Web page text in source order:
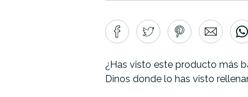
¿Has visto este producto más
Dinos donde lo has visto